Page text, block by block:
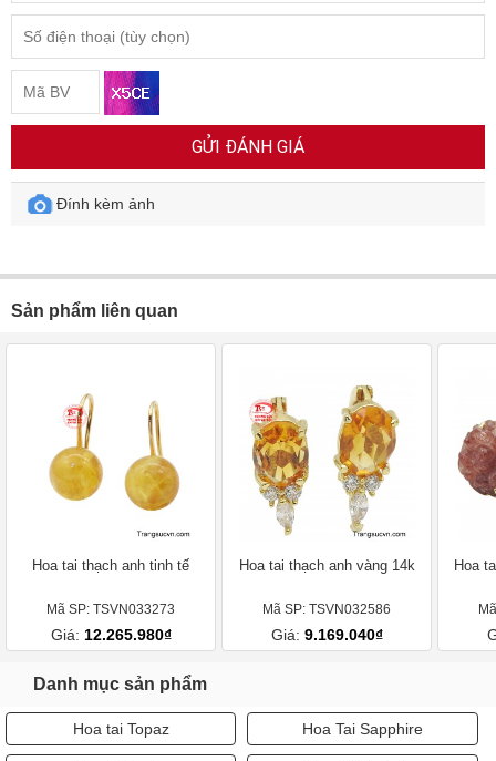
GỬI ĐÁNH GIÁ
Đính kèm ảnh
Sản phẩm liên quan
Hoa tai thạch anh tinh tế
Mã SP: TSVN033273
Giá: 12.265.980₫
Hoa tai thạch anh vàng 14k
Mã SP: TSVN032586
Giá: 9.169.040₫
Hoa
Danh mục sản phẩm
Hoa tai Topaz Hoa Tai Sapphire